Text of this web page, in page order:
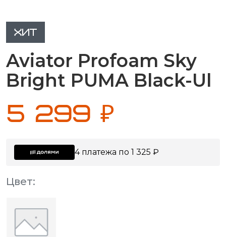
ХИТ
Aviator Profoam Sky
Bright PUMA Black-Ul
5 299 ₽
4 платежа по 1 325 ₽
Цвет: